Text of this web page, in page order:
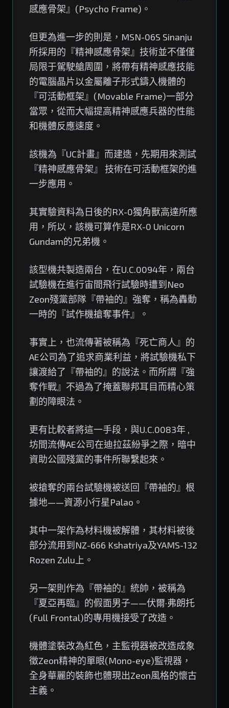
感應骨架』(Psycho Frame)。
但更為進一步的則是，MSN-06S Sinanju
所採用的『精神感應骨架』技術並不僅僅
局限于駕駛艙周圍，將帶有精神感應技能
的電腦晶片以金屬離子形式鑄入機體的
『可活動框架』(Movable Frame)一部分
當眾，從而大幅提高精神感應兵器的性能
和機體反應速度。
該機為『UC計畫』而建造，先期用來測試
『精神感應骨架』 技術在可活動框架的進
一步應用。
其實驗資料為日後的RX-0獨角獸高達所應
用，所以，該機可算作是RX-0 Unicorn
Gundam的兄弟機。
該型機共製造兩台，在U.C.0094年，兩台
試驗機在進行宙間飛行試驗時遭到Neo
Zeon殘黨部隊『帶袖的』強奪，稱為轟動
一時的『試作機搶奪事件』。
事實上，也流傳著被稱為『死亡商人』的
AE公司為了追求商業利益，將試驗機私下
讓渡給了『帶袖的』的說法。而所謂『強
奪作戰』不過為了掩蓋聯邦耳目而精心策
劃的障眼法。
更有比較者將這一手段，與U.C.0083年 ,
坊間流傳AE公司在迪拉茲紛爭之際，暗中
資助公國殘黨的事件所聯繫起來。
被搶奪的兩台試驗機被送回『帶袖的』根
據地——資源小行星Palao。
其中一架作為材料機被解體，其材料被後
部分流用到NZ-666 Kshatriya及YAMS-132
Rozen Zulu上。
另一架則作為『帶袖的』統帥，被稱為
『夏亞再臨』的假面男子——伏爾·弗朗托
(Full Frontal)的專用機接受了改造。
機體塗裝改為紅色，主監視器被改造成象
徵Zeon精神的單眼(Mono-eye)監視器，
全身華麗的裝飾也體現出Zeon風格的懷古
主義。